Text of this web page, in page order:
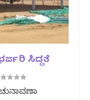
ಸಿದ್ದತೆ